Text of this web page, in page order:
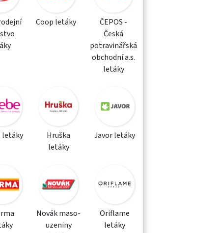
Coop letáky
ČEPOS -
Česká
potravinářská
obchodní a.s.
letáky
letáky
Hruška
letáky
Javor letáky
Novák maso-
uzeniny
Oriflame
letáky